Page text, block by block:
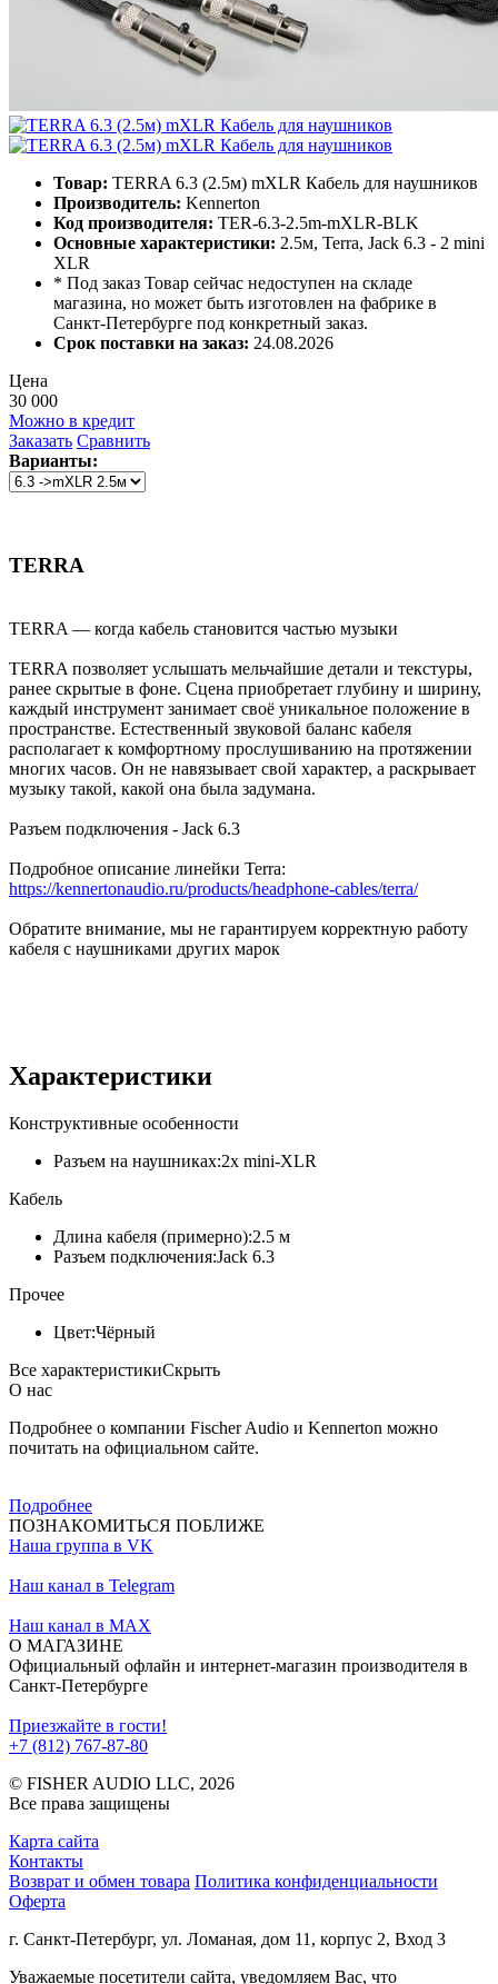
Товар: TERRA 6.3 (2.5м) mXLR Кабель для наушников
Производитель: Kennerton
Код производителя: TER-6.3-2.5m-mXLR-BLK
Основные характеристики: 2.5м, Terra, Jack 6.3 - 2 mini
XLR
* Под заказ Товар сейчас недоступен на складе
магазина, но может быть изготовлен на фабрике в
Санкт-Петербурге под конкретный заказ.
Срок поставки на заказ: 24.08.2026
Цена
30 000
Можно в кредит
Заказать Сравнить
Варианты:
TERRA
TERRA — когда кабель становится частью музыки
TERRA позволяет услышать мельчайшие детали и текстуры,
ранее скрытые в фоне. Сцена приобретает глубину и ширину,
каждый инструмент занимает своё уникальное положение в
пространстве. Естественный звуковой баланс кабеля
располагает к комфортному прослушиванию на протяжении
многих часов. Он не навязывает свой характер, а раскрывает
музыку такой, какой она была задумана.
Разъем подключения - Jack 6.3
Подробное описание линейки Terra:
https://kennertonaudio.ru/products/headphone-cables/terra/
Обратите внимание, мы не гарантируем корректную работу
кабеля с наушниками других марок
Характеристики
Конструктивные особенности
Разъем на наушниках:2x mini-XLR
Кабель
Длина кабеля (примерно):2.5 м
Разъем подключения:Jack 6.3
Прочее
Цвет:Чёрный
Все характеристикиСкрыть
О нас
Подробнее о компании Fischer Audio и Kennerton можно
почитать на официальном сайте.
Подробнее
ПОЗНАКОМИТЬСЯ ПОБЛИЖЕ
Наша группа в VK
Наш канал в Telegram
Наш канал в MAX
О МАГАЗИНЕ
Официальный офлайн и интернет-магазин производителя в
Санкт-Петербурге
Приезжайте в гости!
+7 (812) 767-87-80
© FISHER AUDIO LLC, 2026
Все права защищены
Карта сайта
Контакты
Возврат и обмен товара Политика конфиденциальности
Оферта
г. Санкт-Петербург, ул. Ломаная, дом 11, корпус 2, Вход 3
Уважаемые посетители сайта, уведомляем Вас, что